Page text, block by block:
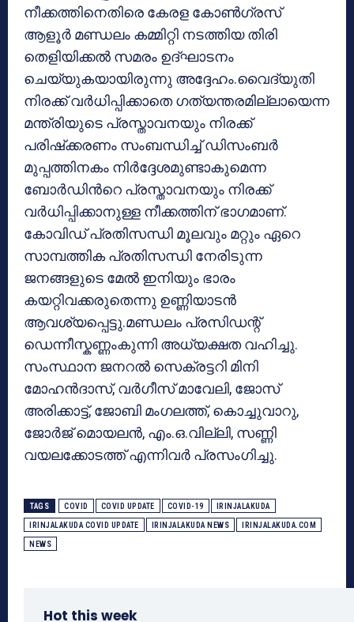
നീക്കത്തിനെതിരെ കേരള കോൺഗ്രസ്
ആളൂർ മണ്ഡലം കമ്മിറ്റി നടത്തിയ തിരി
തെളിയിക്കൽ സമരം ഉദ്‌ഘാടനം
ചെയ്യുകയായിരുന്നു അദ്ദേഹം.വൈദ്യുതി
നിരക്ക് വർധിപ്പിക്കാതെ ഗത്യന്തരമില്ലായെന്ന
മന്ത്രിയുടെ പ്രസ്താവനയും നിരക്ക്
പരിഷ്‌ക്കരണം സംബന്ധിച്ച് ഡിസംബർ
മുപ്പത്തിനകം നിർദ്ദേശമുണ്ടാകുമെന്ന
ബോർഡിൻറെ പ്രസ്താവനയും നിരക്ക്
വർധിപ്പിക്കാനുള്ള നീക്കത്തിന് ഭാഗമാണ്.
കോവിഡ് പ്രതിസന്ധി മൂലവും മറ്റും ഏറെ
സാമ്പത്തിക പ്രതിസന്ധി നേരിടുന്ന
ജനങ്ങളുടെ മേൽ ഇനിയും ഭാരം
കയറ്റിവക്കരുതെന്നു ഉണ്ണിയാടൻ
ആവശ്യപ്പെട്ടു.മണ്ഡലം പ്രസിഡന്റ്
ഡെന്നീസ്കണ്ണംകുന്നി അധ്യക്ഷത വഹിച്ചു.
സംസ്ഥാന ജനറൽ സെക്രട്ടറി മിനി
മോഹൻദാസ്, വർഗീസ് മാവേലി, ജോസ്
അരിക്കാട്ട്, ജോബി മംഗലത്ത്, കൊച്ചുവാറു,
ജോർജ് മൊയലൻ, എം.ഒ.വില്ലി, സണ്ണി
വയലക്കോടത്ത് എന്നിവർ പ്രസംഗിച്ചു.
TAGS COVID COVID UPDATE COVID-19 IRINJALAKUDA
IRINJALAKUDA COVID UPDATE IRINJALAKUDA NEWS IRINJALAKUDA.COM
NEWS
Hot this week